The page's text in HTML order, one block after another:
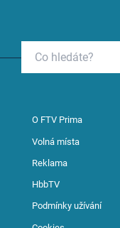
O FTV Prima
Volná místa
Reklama
HbbTV
Podmínky užívání